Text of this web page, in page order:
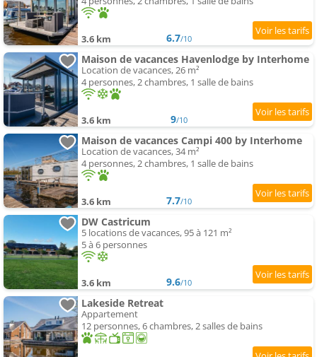
3.6 km 6.7/10
Maison de vacances Havenlodge by Interhome
Location de vacances, 26 m²
4 personnes, 2 chambres, 1 salle de bains
3.6 km 9/10
Maison de vacances Campi 400 by Interhome
Location de vacances, 34 m²
4 personnes, 2 chambres, 1 salle de bains
3.6 km 7.7/10
DW Castricum
5 locations de vacances, 95 à 121 m²
5 à 6 personnes
3.6 km 9.6/10
Lakeside Retreat
Appartement
12 personnes, 6 chambres, 2 salles de bains